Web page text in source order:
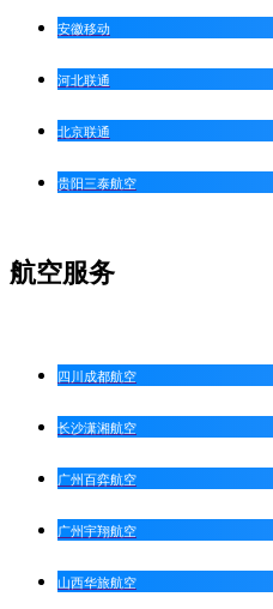
安徽移动
河北联通
北京联通
贵阳三泰航空
航空服务
四川成都航空
长沙潇湘航空
广州百弈航空
广州宇翔航空
山西华旅航空